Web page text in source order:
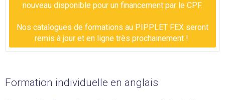
nouveau disponible pour un financement par le CPF.
Nos catalogues de formations au PIPPLET FEX seront
remis à jour et en ligne très prochainement !
Formation individuelle en anglais